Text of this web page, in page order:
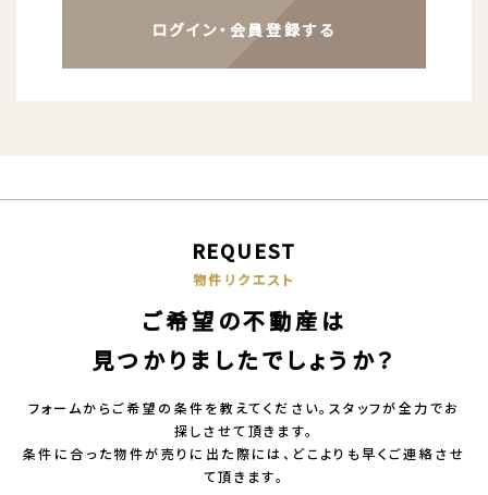
ログイン・会員登録する
REQUEST
物件リクエスト
ご希望の不動産は
見つかりましたでしょうか？
フォームからご希望の条件を教えてください。スタッフが全力でお
探しさせて頂きます。
条件に合った物件が売りに出た際には、どこよりも早くご連絡させ
て頂きます。